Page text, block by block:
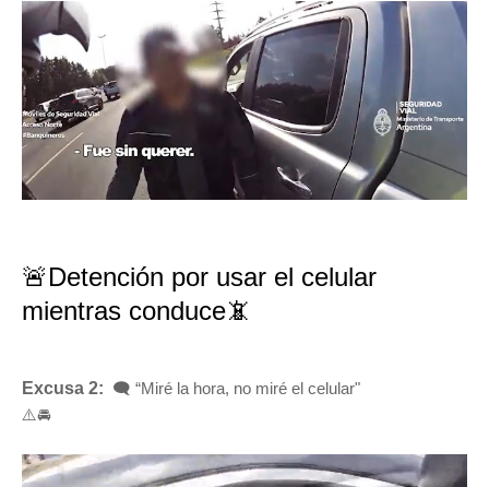
🚨Detención por usar el celular
mientras conduce📵
Excusa 2: 🗨️ “Miré la hora, no miré el celular"
⚠️🚘